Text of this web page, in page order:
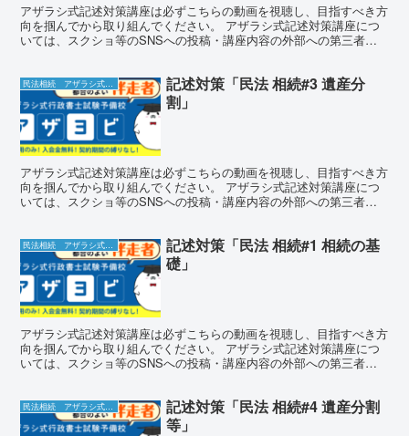
アザラシ式記述対策講座は必ずこちらの動画を視聴し、目指すべき方
向を掴んでから取り組んでください。 アザラシ式記述対策講座につ
いては、スクショ等のSNSへの投稿・講座内容の外部への第三者へ
民法相続 アザラシ式記述対策講座
記述対策「民法 相続#3 遺産分
割」
アザラシ式記述対策講座は必ずこちらの動画を視聴し、目指すべき方
向を掴んでから取り組んでください。 アザラシ式記述対策講座につ
いては、スクショ等のSNSへの投稿・講座内容の外部への第三者へ
民法相続 アザラシ式記述対策講座
記述対策「民法 相続#1 相続の基
礎」
アザラシ式記述対策講座は必ずこちらの動画を視聴し、目指すべき方
向を掴んでから取り組んでください。 アザラシ式記述対策講座につ
いては、スクショ等のSNSへの投稿・講座内容の外部への第三者へ
民法相続 アザラシ式記述対策講座
記述対策「民法 相続#4 遺産分割
等」